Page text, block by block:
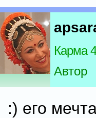
Карма 4
Автор
:) его